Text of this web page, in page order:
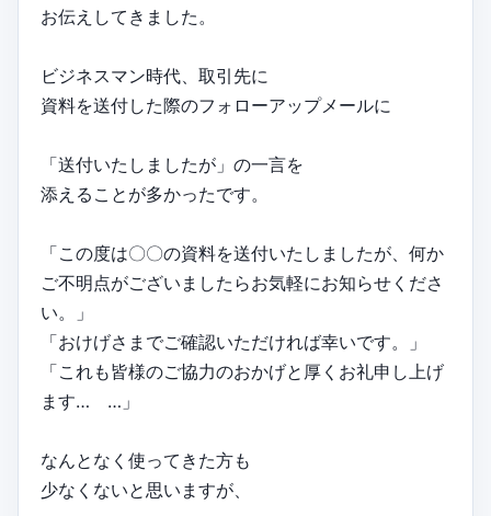
お伝えしてきました。
ビジネスマン時代、取引先に
資料を送付した際のフォローアップメールに
「送付いたしましたが」の一言を
添えることが多かったです。
「この度は〇〇の資料を送付いたしましたが、何か
ご不明点がございましたらお気軽にお知らせくださ
い。」
「おけげさまでご確認いただければ幸いです。」
「これも皆様のご協力のおかげと厚くお礼申し上げ
ます… …」
なんとなく使ってきた方も
少なくないと思いますが、